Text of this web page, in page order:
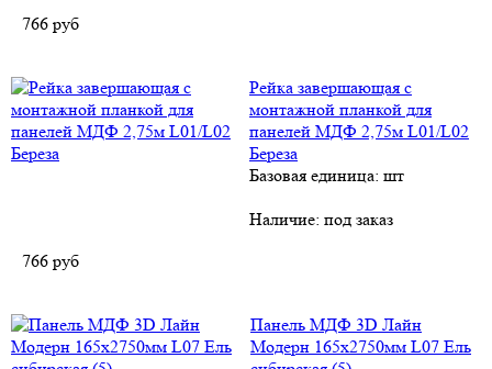
766 руб
Рейка завершающая с
монтажной планкой для
панелей МДФ 2,75м L01/L02
Береза
Базовая единица: шт
Наличие: под заказ
766 руб
Панель МДФ 3D Лайн
Модерн 165х2750мм L07 Ель